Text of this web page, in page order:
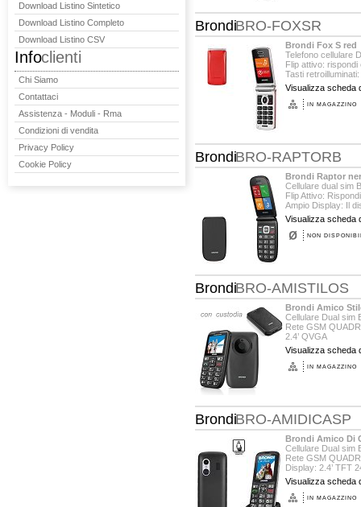
Download Listino Sintetico
Download Listino Completo
Download Listino CSV
Infoclienti
Chi Siamo
Contattaci
Assistenza - Moduli - Rma
Condizioni di vendita
Privacy Policy
Cookie Policy
BrondiBRO-FOXSR
Brondi Fox S red
Telefono cellulare
Flip attivo:
Tasti
Visualizza scheda
IN MAGAZZINO
BrondiBRO-RAPTORB
Brondi Raptor
Cellulare dual sim
Flip Attivo:
Ampio Display: Il
Visualizza scheda
NON
BrondiBRO-AMISTILOS
Brondi Amico
Cellulare Dual sim
Rete GSM
2.4’ QVGA
Fotocamera: 1,3
Visualizza scheda
IN MAGAZZINO
BrondiBRO-AMIDICASP
Brondi Amico Di
Cellulare Dual sim
Rete GSM
Display: 2.4’ TFT
Fotocamera: 1,3
Visualizza scheda
IN MAGAZZINO